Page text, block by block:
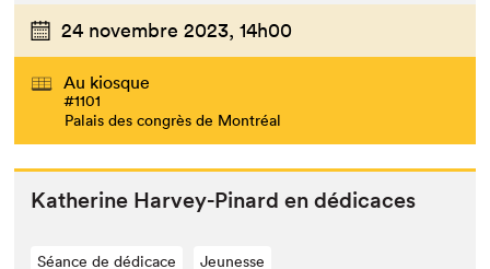
24 novembre 2023, 14h00
Au kiosque
#1101
Palais des congrès de Montréal
Kather­ine Har­vey-Pinard en dédicaces
Séance de dédicace Jeunesse